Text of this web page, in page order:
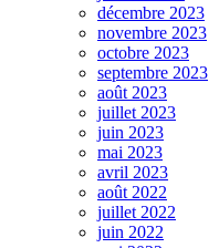
décembre 2023
novembre 2023
octobre 2023
septembre 2023
août 2023
juillet 2023
juin 2023
mai 2023
avril 2023
août 2022
juillet 2022
juin 2022